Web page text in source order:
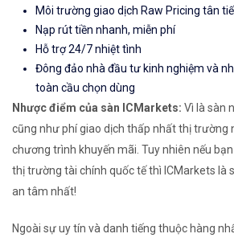
Môi trường giao dịch Raw Pricing tân
Nạp rút tiền nhanh, miễn phí
Hỗ trợ 24/7 nhiệt tình
Đông đảo nhà đầu tư kinh nghiệm và
toàn cầu chọn dùng
Nhược điểm của sàn ICMarkets: Vì là sàn
cũng như phí giao dịch thấp nhất thị trường
chương trình khuyến mãi. Tuy nhiên nếu
thị trường tài chính quốc tế thì ICMarkets là
an tâm nhất!
Ngoài sự uy tín và danh tiếng thuộc hàng